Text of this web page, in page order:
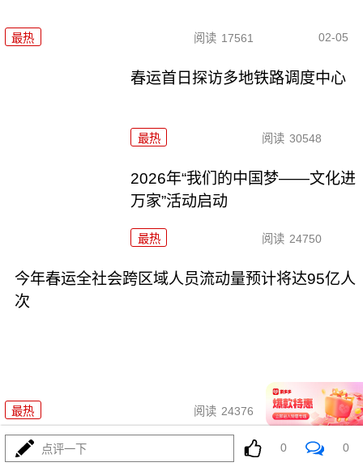
最热 阅读 17561 02-05
春运首日探访多地铁路调度中心
最热 阅读 30548
2026年“我们的中国梦——文化进
万家”活动启动
最热 阅读 24750
今年春运全社会跨区域人员流动量预计将达95亿人
次
最热 阅读 24376 01-30
两部门：全面推行急难事项“小额
点评一下 0 0